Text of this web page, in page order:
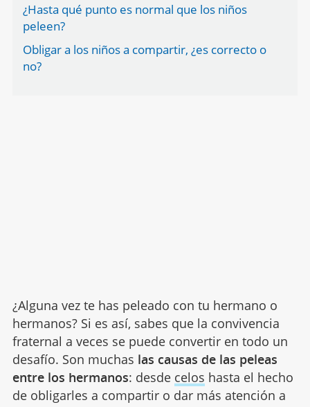
¿Hasta qué punto es normal que los niños
peleen?
Obligar a los niños a compartir, ¿es correcto o
no?
¿Alguna vez te has peleado con tu hermano o
hermanos? Si es así, sabes que la convivencia
fraternal a veces se puede convertir en todo un
desafío. Son muchas las causas de las peleas
entre los hermanos: desde celos hasta el hecho
de obligarles a compartir o dar más atención a